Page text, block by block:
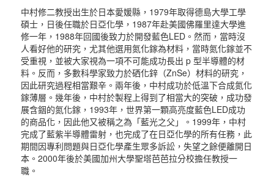
中村修二教授出生於日本愛媛縣，1979年取得德島大學工學
碩士，日後任職於日亞化學，1987年赴美國佛羅里達大學進
修一年，1988年回國後致力於開發藍色LED。然而，當時沒
人看好他的研究，尤其他選用氮化鎵為材料，當時氮化鎵並不
受重視，並被大家視為一項不可能成功長出 p 型半導體的材
料。反而，多數科學家致力於硒化鋅（ZnSe）材料的研究，
因此研究過程相當艱辛。兩年後，中村成功於低溫下合成氮化
鎵薄層。幾年後，中村於製程上得到了相當大的突破，成功發
展含銦的氮化鎵，1993年，世界第一顆高亮度藍色LED成功
的商品化，因此他又被稱之為「藍光之父」。1999年，中村
完成了藍紫半導體雷射，也完成了在日亞化學的所有任務，此
期間因專利問題與日亞化學產生眾多訴訟，失望之餘便離開日
本。2000年後於美國加州大學聖塔芭芭拉分校擔任教授一
職。